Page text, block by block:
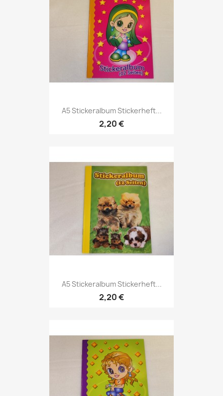
A5 Stickeralbum Stickerheft...
2,20 €
A5 Stickeralbum Stickerheft...
2,20 €